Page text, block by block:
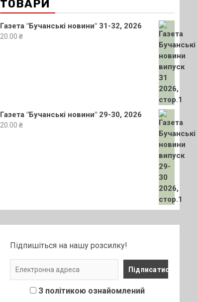
ТОВАРИ
Газета "Бучанські новини" 31-32, 2026
20.00 ₴
Газета "Бучанські новини" 29-30, 2026
20.00 ₴
Підпишіться на нашу розсилку!
З політикою ознайомлений